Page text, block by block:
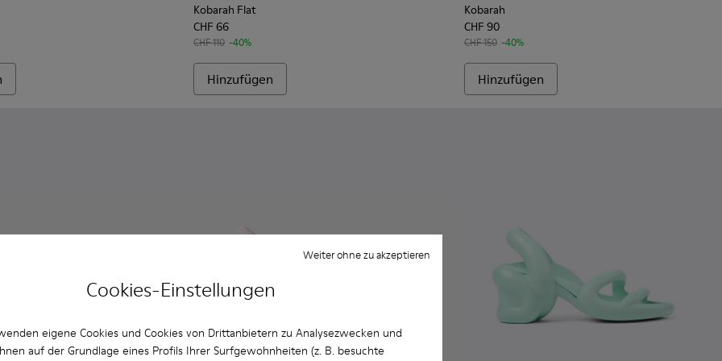
Cookies-Einstellungen
eigene Cookies und Cookies von Drittanbietern zu Analysezwecken und
auf der Grundlage eines Profils Ihrer Surfgewohnheiten (z. B. besuchte
Weiter ohne zu akzeptieren
Kobarah Flat
CHF 66
CHF 110 -40%
Hinzufügen
Kobarah
CHF 90
CHF 150 -40%
Hinzufügen